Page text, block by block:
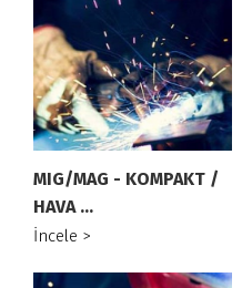
MIG/MAG - KOMPAKT /
HAVA ...
İncele >